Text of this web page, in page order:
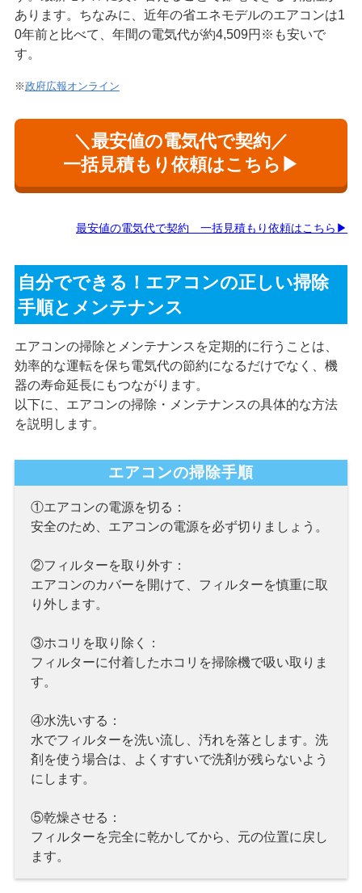
あります。ちなみに、近年の省エネモデルのエアコンは1
0年前と比べて、年間の電気代が約4,509円※も安いで
す。
※政府広報オンライン
＼最安値の電気代で契約／
一括見積もり依頼はこちら▶
最安値の電気代で契約 一括見積もり依頼はこちら▶
自分でできる！エアコンの正しい掃除
手順とメンテナンス
エアコンの掃除とメンテナンスを定期的に行うことは、
効率的な運転を保ち電気代の節約になるだけでなく、機
器の寿命延長にもつながります。
以下に、エアコンの掃除・メンテナンスの具体的な方法
を説明します。
エアコンの掃除手順
①エアコンの電源を切る：
安全のため、エアコンの電源を必ず切りましょう。
②フィルターを取り外す：
エアコンのカバーを開けて、フィルターを慎重に取
り外します。
③ホコリを取り除く：
フィルターに付着したホコリを掃除機で吸い取りま
す。
④水洗いする：
水でフィルターを洗い流し、汚れを落とします。洗
剤を使う場合は、よくすすいで洗剤が残らないよう
にします。
⑤乾燥させる：
フィルターを完全に乾かしてから、元の位置に戻し
ます。